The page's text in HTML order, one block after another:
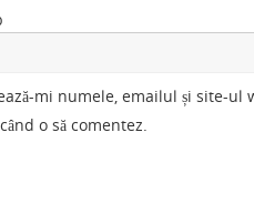
mi numele, emailul și site-
o să comentez.